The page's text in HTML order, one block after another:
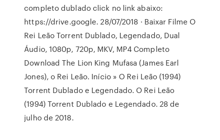
completo dublado click no link abaixo:
https://drive.google. 28/07/2018 · Baixar Filme O
Rei Leão Torrent Dublado, Legendado, Dual
Áudio, 1080p, 720p, MKV, MP4 Completo
Download The Lion King Mufasa (James Earl
Jones), o Rei Leão. Início » O Rei Leão (1994)
Torrent Dublado e Legendado. O Rei Leão
(1994) Torrent Dublado e Legendado. 28 de
julho de 2018.